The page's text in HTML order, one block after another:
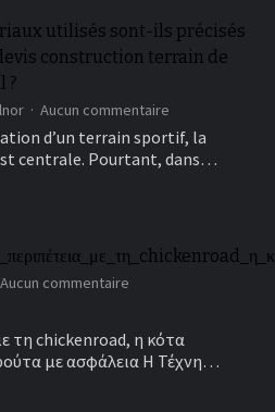
requises
?
utilisés sont-ils précisés
construction terrain de
?
Aucun commentaire
Les
matériaux
utilisés
dans
un
de
pickleball
d’un terrain sportif, la
centrale. Pourtant, dans…
Aucun commentaire
τη chickenroad, η κότα
με ασφάλεια Η Τέχνη…